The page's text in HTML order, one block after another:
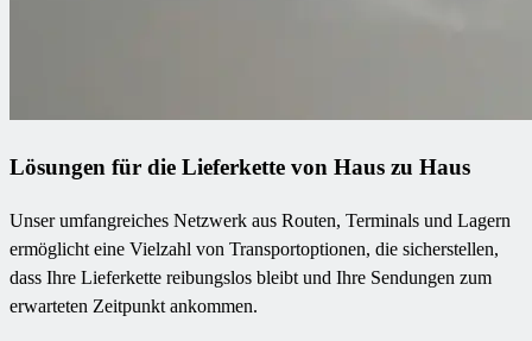
Lösungen für die Lieferkette von Haus zu Haus
Unser umfangreiches Netzwerk aus Routen, Terminals und Lagern
ermöglicht eine Vielzahl von Transportoptionen, die sicherstellen,
dass Ihre Lieferkette reibungslos bleibt und Ihre Sendungen zum
erwarteten Zeitpunkt ankommen.